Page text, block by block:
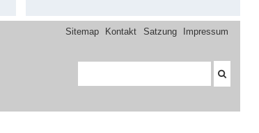
Sitemap Kontakt Satzung Impressum